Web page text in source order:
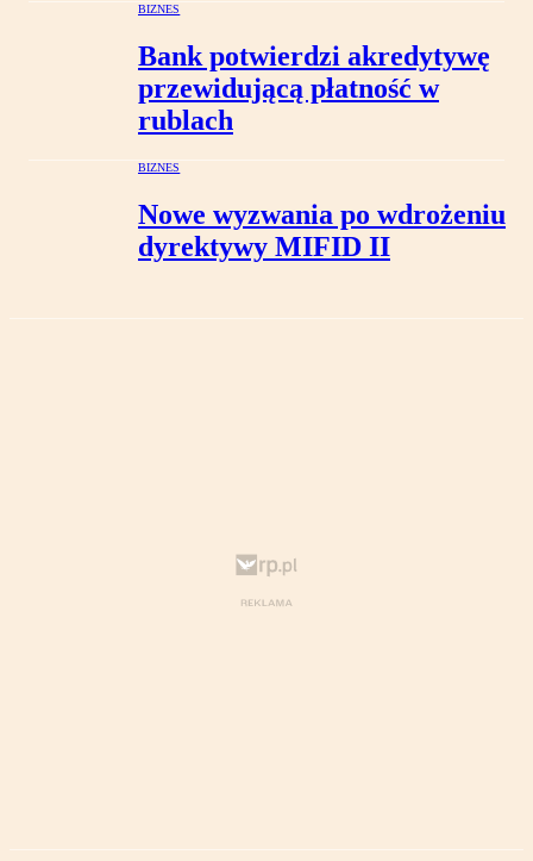
BIZNES
Bank potwierdzi akredytywę
przewidującą płatność w
rublach
BIZNES
Nowe wyzwania po wdrożeniu
dyrektywy MIFID II